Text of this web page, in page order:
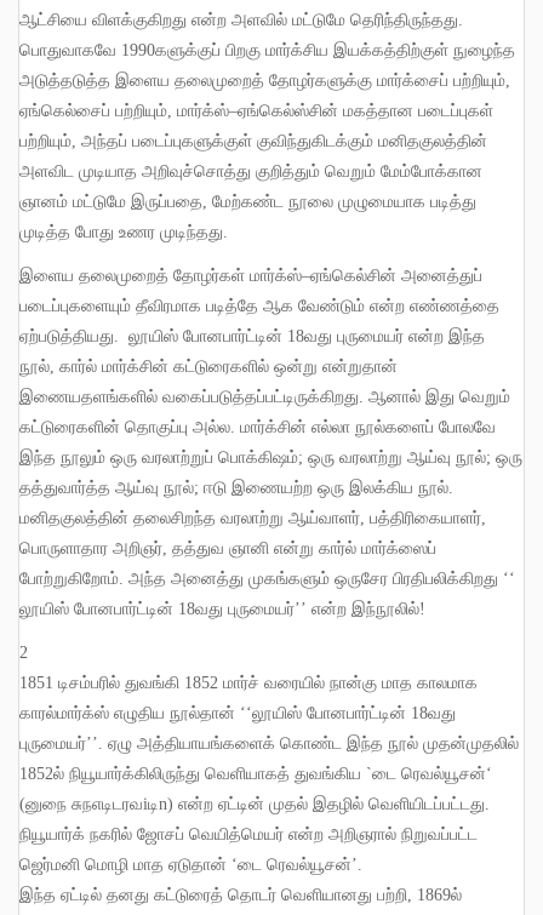
ஆட்சியை விளக்குகிறது என்ற அளவில் மட்டுமே தெரிந்திருந்தது
பொதுவாகவே 1990களுக்குப் பிறகு மார்க்சிய இயக்கத்திற்குள் நுழைந்த
அடுத்தடுத்த இளைய தலைமுறைத் தோழர்களுக்கு மார்க்சைப் பற்றியும்
ஏங்கெல்சைப் பற்றியும் மார்க்ஸ்–ஏங்கெல்ஸ்சின் மகத்தான படைப்புகள்
பற்றியும் அந்தப் படைப்புகளுக்குள் குவிந்துகிடக்கும் மனிதகுலத்தின்
அளவிட முடியாத அறிவுச்சொத்து குறித்தும் வெறும் மேம்போக்கான
ஞானம் மட்டுமே இருப்பதை மேற்கண்ட நூலை முழுமையாக படித்து
முடித்த போது உணர முடிந்தது
இளைய தலைமுறைத் தோழர்கள் மார்க்ஸ்–ஏங்கெல்சின் அனைத்துப்
படைப்புகளையும் தீவிரமாக படித்தே ஆக வேண்டும் என்ற எண்ணத்தை
ஏற்படுத்தியது
லூயிஸ் போனபார்ட்டின் 18வது புருமையர் என்ற இந்த
நூல் கார்ல் மார்க்சின் கட்டுரைகளில் ஒன்று என்றுதான்
இணையதளங்களில் வகைப்படுத்தப்பட்டிருக்கிறது ஆனால் இது வெறும்
கட்டுரைகளின் தொகுப்பு அல்ல மார்க்சின் எல்லா நூல்களைப் போலவே
இந்த நூலும் ஒரு வரலாற்றுப் பொக்கிஷம்; ஒரு வரலாற்று ஆய்வு நூல்; ஒரு
தத்துவார்த்த ஆய்வு நூல்; ஈடு இணையற்ற ஒரு இலக்கிய நூல்
மனிதகுலத்தின் தலைசிறந்த வரலாற்று ஆய்வாளர் பத்திரிகையாளர்
பொருளாதார அறிஞர் தத்துவ ஞானி என்று கார்ல் மார்க்ஸைப்
போற்றுகிறோம் அந்த அனைத்து முகங்களும் ஒருசேர பிரதிபலிக்கிறது ‘‘
லூயிஸ் போனபார்ட்டின் 18வது புருமையர்’’ என்ற இந்நூலில்!
2
1851 டிசம்பரில் துவங்கி 1852 மார்ச் வரையில் நான்கு மாத காலமாக
காரல்மார்க்ஸ் எழுதிய நூல்தான் ‘‘லூயிஸ் போனபார்ட்டின் 18வது
புருமையர்’’. ஏழு அத்தியாயங்களைக் கொண்ட இந்த நூல் முதன்முதலில்
1852ல் நியூயார்க்கிலிருந்து வெளியாகத் துவங்கிய `டை ரெவல்யூசன்‘
(னுநை சுநஎடிடரவiடிn) என்ற ஏட்டின் முதல் இதழில் வெளியிடப்பட்டது.
நியூயார்க் நகரில் ஜோசப் வெயித்மெயர் என்ற அறிஞரால் நிறுவப்பட்ட
ஜெர்மனி மொழி மாத ஏடுதான் ‘டை ரெவல்யூசன்’.
இந்த ஏட்டில் தனது கட்டுரைத் தொடர் வெளியானது பற்றி, 1869ல்